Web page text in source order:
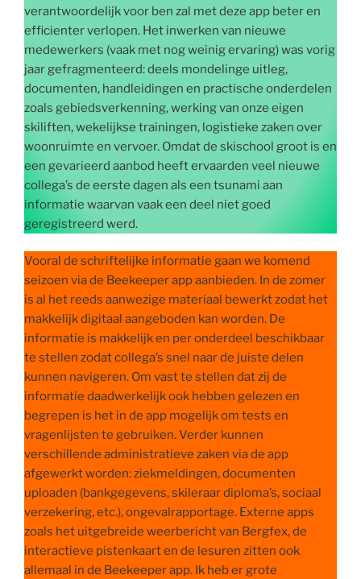
verantwoordelijk voor ben zal met deze app beter en
efficienter verlopen. Het inwerken van nieuwe
medewerkers (vaak met nog weinig ervaring) was vorig
jaar gefragmenteerd: deels mondelinge uitleg,
documenten, handleidingen en practische onderdelen
zoals gebiedsverkenning, werking van onze eigen
skiliften, wekelijkse trainingen, logistieke zaken over
woonruimte en vervoer. Omdat de skischool groot is en
een gevarieerd aanbod heeft ervaarden veel nieuwe
collega’s de eerste dagen als een tsunami aan
informatie waarvan vaak een deel niet goed
geregistreerd werd.
Vooral de schriftelijke informatie gaan we komend
seizoen via de Beekeeper app aanbieden. In de zomer
is al het reeds aanwezige materiaal bewerkt zodat het
makkelijk digitaal aangeboden kan worden. De
informatie is makkelijk en per onderdeel beschikbaar
te stellen zodat collega’s snel naar de juiste delen
kunnen navigeren. Om vast te stellen dat zij de
informatie daadwerkelijk ook hebben gelezen en
begrepen is het in de app mogelijk om tests en
vragenlijsten te gebruiken. Verder kunnen
verschillende administratieve zaken via de app
afgewerkt worden: ziekmeldingen, documenten
uploaden (bankgegevens, skileraar diploma’s, sociaal
verzekering, etc.), ongevalrapportage. Externe apps
zoals het uitgebreide weerbericht van Bergfex, de
interactieve pistenkaart en de lesuren zitten ook
allemaal in de Beekeeper app. Ik heb er grote